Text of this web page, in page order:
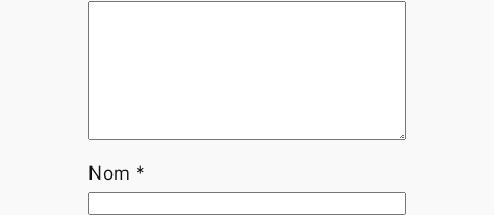
Nom *